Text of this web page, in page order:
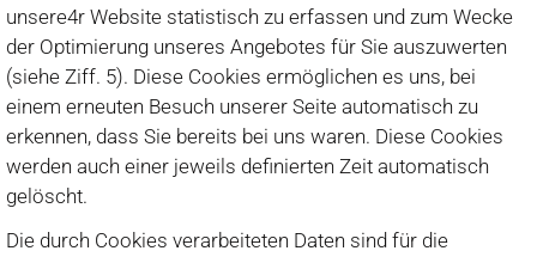
unsere4r Website statistisch zu erfassen und zum Wecke
der Optimierung unseres Angebotes für Sie auszuwerten
(siehe Ziff. 5). Diese Cookies ermöglichen es uns, bei
einem erneuten Besuch unserer Seite automatisch zu
erkennen, dass Sie bereits bei uns waren. Diese Cookies
werden auch einer jeweils definierten Zeit automatisch
gelöscht.
Die durch Cookies verarbeiteten Daten sind für die